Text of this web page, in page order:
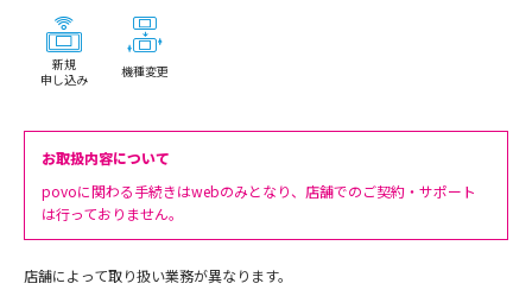
新規
申し込み
機種変更
お取扱内容について
povoに関わる手続きはwebのみとなり、店舗でのご契約・サポート
は行っておりません。
店舗によって取り扱い業務が異なります。